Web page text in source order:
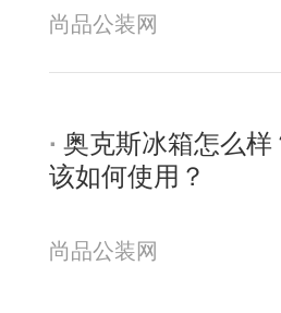
尚品公装网
奥克斯冰箱怎么
该如何使用？
尚品公装网